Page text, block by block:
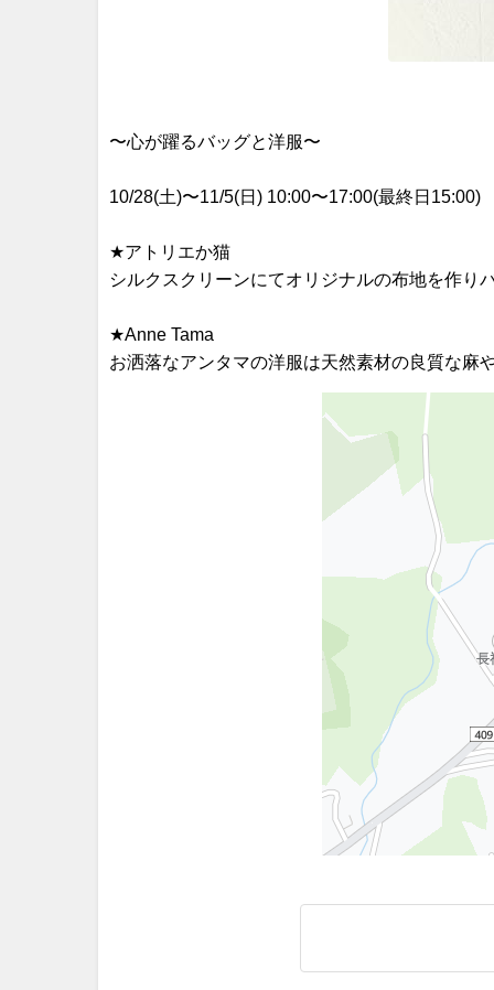
〜心が躍るバッグと洋服〜
10/28(土)〜11/5(日) 10:00〜17:00(最終日15:00)
★アトリエか猫
シルクスクリーンにてオリジナルの布地を作り
★Anne Tama
お洒落なアンタマの洋服は天然素材の良質な麻